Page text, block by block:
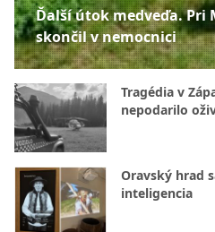
Ďalší útok medveďa.
skončil v nemocnici
Tragédia v
nepodarilo
Oravský hrad
inteligencia